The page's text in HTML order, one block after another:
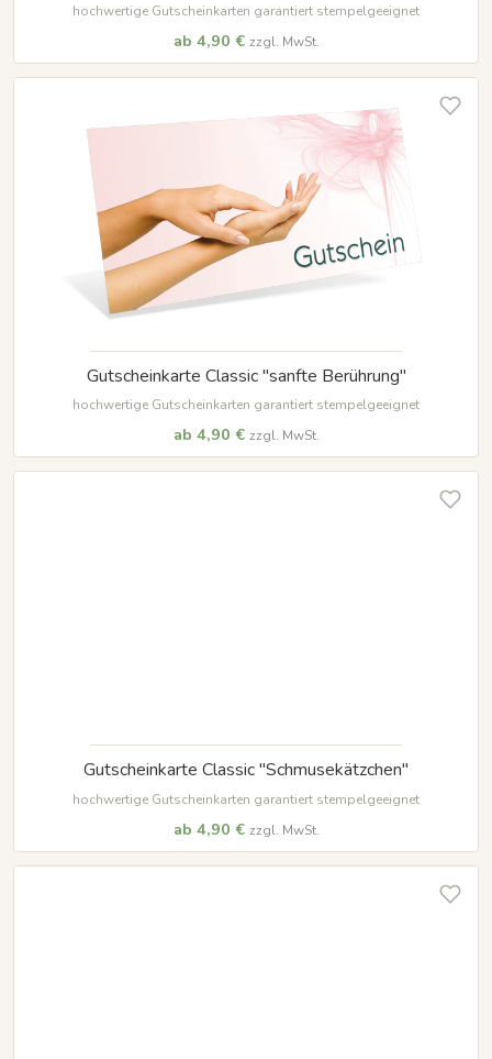
hochwertige Gutscheinkarten garantiert stempelgeeignet
ab 4,90 € zzgl. MwSt.
Gutscheinkarte Classic "sanfte Berührung"
hochwertige Gutscheinkarten garantiert stempelgeeignet
ab 4,90 € zzgl. MwSt.
Gutscheinkarte Classic "Schmusekätzchen"
hochwertige Gutscheinkarten garantiert stempelgeeignet
ab 4,90 € zzgl. MwSt.